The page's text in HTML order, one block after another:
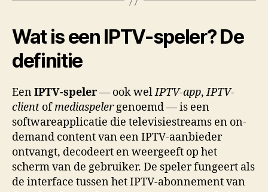
Wat is een IPTV-speler? De
definitie
EenIPTV-speler— ook welIPTV-app,IPTV-
client ofmediaspelergenoemd — is een
softwareapplicatie die televisiestreams en on-
demand content van een IPTV-aanbieder
ontvangt, decodeert en weergeeft op het
scherm van de gebruiker. De speler fungeert als
de interface tussen het IPTV-abonnement van